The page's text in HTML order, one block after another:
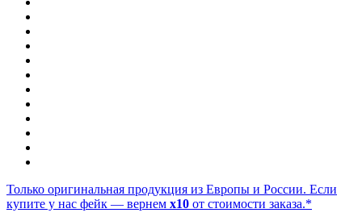
Только оригинальная продукция из Европы и России. Если
купите у нас фейк — вернем x10 от стоимости заказа.*